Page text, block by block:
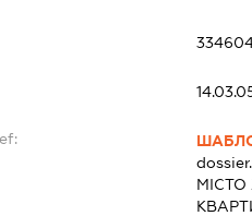
МІСТО